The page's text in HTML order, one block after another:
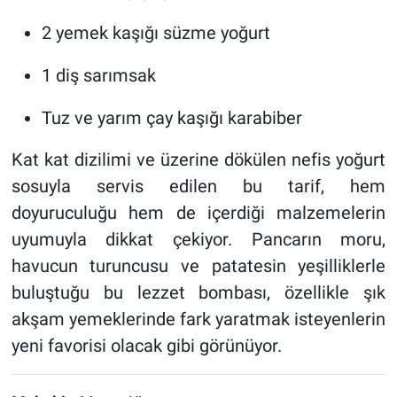
2 yemek kaşığı süzme yoğurt
1 diş sarımsak
Tuz ve yarım çay kaşığı karabiber
Kat kat dizilimi ve üzerine dökülen nefis yoğurt
sosuyla servis edilen bu tarif, hem
doyuruculuğu hem de içerdiği malzemelerin
uyumuyla dikkat çekiyor. Pancarın moru,
havucun turuncusu ve patatesin yeşilliklerle
buluştuğu bu lezzet bombası, özellikle şık
akşam yemeklerinde fark yaratmak isteyenlerin
yeni favorisi olacak gibi görünüyor.